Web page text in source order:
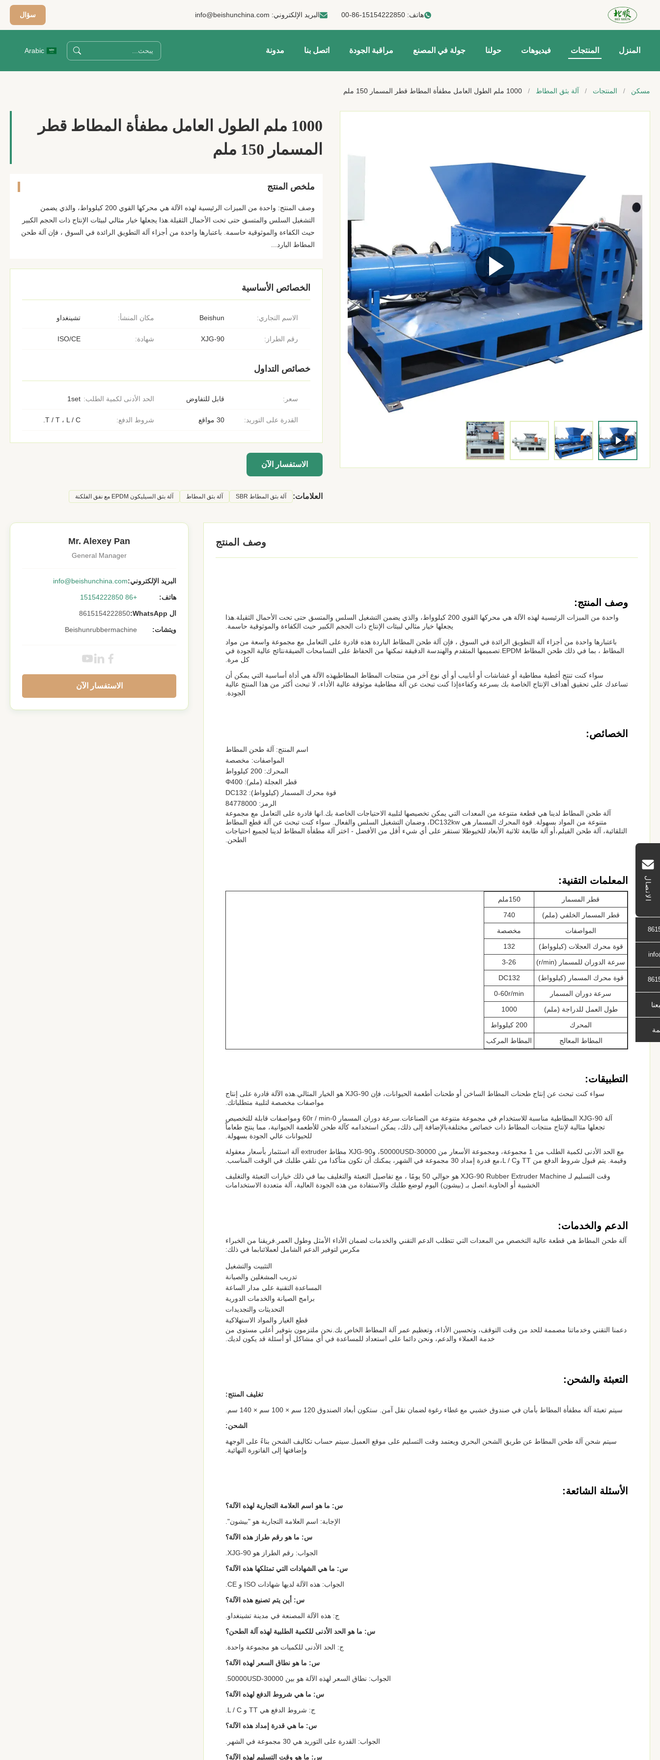
هاتف:00-86-15154222850 البريد الإلكتروني: info@beishunchina.com سؤال
المنزل المنتجات فيديوهات حولنا جولة في المصنع مراقبة الجودة اتصل بنا مدونة Arabic
الاتصال
مسكن / المنتجات / آلة بثق المطاط / 1000 ملم الطول العامل مطفأة المطاط قطر المسمار 150 ملم
1000 ملم الطول العامل مطفأة المطاط قطر
المسمار 150 ملم
ملخص المنتج
وصف المنتج: واحدة من الميزات الرئيسية لهذه الآلة هي محركها القوي 200 كيلوواط، والذي يضمن
التشغيل السلس والمتسق حتى تحت الأحمال الثقيلة.هذا يجعلها خيار مثالي لبيئات الإنتاج ذات الحجم الكبير
حيث الكفاءة والموثوقية حاسمة. باعتبارها واحدة من أجزاء آلة التطويق الرائدة في السوق ، فإن آلة طحن
المطاط البارد...
الخصائص الأساسية
مكان المنشأ: تشينغداو الاسم التجاري: Beishun
شهادة: ISO/CE رقم الطراز: XJG-90
خصائص التداول
الحد الأدنى لكمية الطلب: 1set سعر: قابل للتفاوض
شروط الدفع: T / T ، L / C. القدرة على التوريد: 30 مواقع
الاستفسار الآن
العلامات: آلة بثق المطاط SBR آلة بثق المطاط آلة بثق السيليكون EPDM مع نفق الفلكنة
وصف المنتج
وصف المنتج:
واحدة من الميزات الرئيسية لهذه الآلة هي محركها القوي 200 كيلوواط، والذي يضمن التشغيل السلس والمتسق حتى تحت الأحمال الثقيلة.هذا
يجعلها خيار مثالي لبيئات الإنتاج ذات الحجم الكبير حيث الكفاءة والموثوقية حاسمة.
باعتبارها واحدة من أجزاء آلة التطويق الرائدة في السوق ، فإن آلة طحن المطاط الباردة هذه قادرة على التعامل مع مجموعة واسعة من مواد
المطاط ، بما في ذلك طحن المطاط EPDM.تصميمها المتقدم والهندسة الدقيقة تمكنها من الحفاظ على التسامحات الضيقةنتائج عالية الجودة في
كل مرة.
سواء كنت تنتج أغطية مطاطية أو غشاشات أو أنابيب أو أي نوع آخر من منتجات المطاط المطاطيهذه الآلة هي أداة أساسية التي يمكن أن
تساعدك على تحقيق أهداف الإنتاج الخاصة بك بسرعة وكفاءةإذا كنت تبحث عن آلة مطاطية موثوقة عالية الأداء، لا تبحث أكثر من هذا المنتج عالية
الجودة.
الخصائص:
اسم المنتج: آلة طحن المطاط
المواصفات: مخصصة
المحرك: 200 كيلوواط
قطر العجلة (ملم): Φ400
قوة محرك المسمار (كيلوواط): DC132
الرمز: 84778000
آلة طحن المطاط لدينا هي قطعة متنوعة من المعدات التي يمكن تخصيصها لتلبية الاحتياجات الخاصة بك.انها قادرة على التعامل مع مجموعة
متنوعة من المواد بسهولة. قوة المحرك المسمار هي DC132kw، وضمان التشغيل السلس والفعال. سواء كنت تبحث عن آلة قطع المطاط
التلقائية، آلة طحن الفيلم،أو آلة طابعة ثلاثية الأبعاد للخيوطلا تستقر على أي شيء أقل من الأفضل - اختر آلة مطفأة المطاط لدينا لجميع احتياجات
الطحن.
المعلمات التقنية:
قطر المسمار
150ملم
قطر المسمار الخلفي (ملم)
740
المواصفات
مخصصة
قوة محرك العجلات (كيلوواط)
132
سرعة الدوران للمسمار (r/min)
3-26
قوة محرك المسمار (كيلوواط)
DC132
سرعة دوران المسمار
0-60r/min
طول العمل للدراجة (ملم)
1000
المحرك
200 كيلوواط
المطاط المعالج
المطاط المركب
التطبيقات:
سواء كنت تبحث عن إنتاج طحنات المطاط الساخن أو طحنات أطعمة الحيوانات، فإن XJG-90 هو الخيار المثالي.هذه الآلة قادرة على إنتاج
مواصفات مخصصة لتلبية متطلباتك.
آلة XJG-90 المطاطية مناسبة للاستخدام في مجموعة متنوعة من الصناعات.سرعة دوران المسمار 0-60r / min ومواصفات قابلة للتخصيص
تجعلها مثالية لإنتاج منتجات المطاط ذات خصائص مختلفةبالإضافة إلى ذلك، يمكن استخدامه كآلة طحن للأطعمة الحيوانية، مما ينتج طعاماً
للحيوانات عالي الجودة بسهولة.
مع الحد الأدنى لكمية الطلب من 1 مجموعة، ومجموعة الأسعار من 30000-50000USD، وXJG-90 مطاط extruder آلة استثمار بأسعار معقولة
وقيمة. يتم قبول شروط الدفع من TT وL / C،مع قدرة إمداد 30 مجموعة في الشهر، يمكنك أن تكون متأكدا من تلقي طلبك في الوقت المناسب.
وقت التسليم لـ XJG-90 Rubber Extruder Machine هو حوالي 50 يومًا ، مع تفاصيل التعبئة والتغليف بما في ذلك خيارات التعبئة والتغليف
الخشبية أو الحاوية.اتصل بـ (بيشون) اليوم لوضع طلبك والاستفادة من هذه الجودة العالية، آلة متعددة الاستخدامات
الدعم والخدمات:
آلة طحن المطاط هي قطعة عالية التخصص من المعدات التي تتطلب الدعم التقني والخدمات لضمان الأداء الأمثل وطول العمر.فريقنا من الخبراء
مكرس لتوفير الدعم الشامل لعملائنابما في ذلك:
التثبيت والتشغيل
تدريب المشغلين والصيانة
المساعدة التقنية على مدار الساعة
برامج الصيانة والخدمات الدورية
التحديثات والتجديدات
قطع الغيار والمواد الاستهلاكية
دعمنا التقني وخدماتنا مصممة للحد من وقت التوقف، وتحسين الأداء، وتعظيم عمر آلة المطاط الخاص بك.نحن ملتزمون بتوفير أعلى مستوى من
خدمة العملاء والدعم، ونحن دائما على استعداد للمساعدة في أي مشاكل أو أسئلة قد يكون لديك.
التعبئة والشحن:
تغليف المنتج:
سيتم تعبئة آلة مطفأة المطاط بأمان في صندوق خشبي مع غطاء رغوة لضمان نقل آمن. ستكون أبعاد الصندوق 120 سم × 100 سم × 140 سم.
الشحن:
سيتم شحن آلة طحن المطاط عن طريق الشحن البحري ويعتمد وقت التسليم على موقع العميل.سيتم حساب تكاليف الشحن بناءً على الوجهة
وإضافتها إلى الفاتورة النهائية.
الأسئلة الشائعة:
س: ما هو اسم العلامة التجارية لهذه الآلة؟
الإجابة: اسم العلامة التجارية هو "بيشون".
س: ما هو رقم طراز هذه الآلة؟
الجواب: رقم الطراز هو XJG-90.
س: ما هي الشهادات التي تمتلكها هذه الآلة؟
الجواب: هذه الآلة لديها شهادات ISO و CE.
س: أين يتم تصنيع هذه الآلة؟
ج: هذه الآلة المصنعة في مدينة تشينغداو.
س: ما هو الحد الأدنى للكمية الطلبية لهذه آلة الطحن؟
ج: الحد الأدنى للكميات هو مجموعة واحدة.
س: ما هو نطاق السعر لهذه الآلة؟
الجواب: نطاق السعر لهذه الآلة هو بين 30000-50000USD.
س: ما هي شروط الدفع لهذه الآلة؟
ج: شروط الدفع هي TT و L / C.
س: ما هي قدرة إمداد هذه الآلة؟
الجواب: القدرة على التوريد هي 30 مجموعة في الشهر.
س: ما هو وقت التسليم لهذه الآلة؟
Mr. Alexey Pan
General Manager
البريد الإلكتروني:info@beishunchina.com
هاتف: +86 15154222850
ال WhatsApp: 8615154222850
ويتشات: Beishunrubbermachine
الاستفسار الآن